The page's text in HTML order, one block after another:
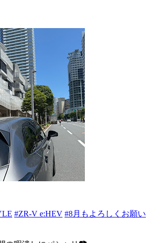
#ZR-V e:HEV #8月もよろしくお願い